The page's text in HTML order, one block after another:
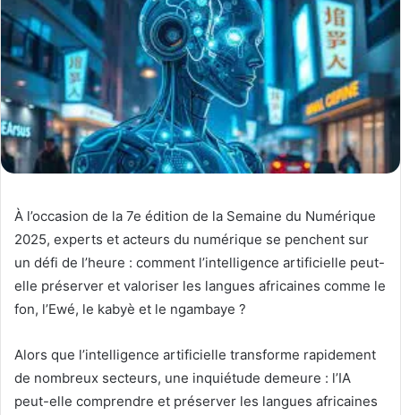
À l’occasion de la 7e édition de la Semaine du Numérique
2025, experts et acteurs du numérique se penchent sur
un défi de l’heure : comment l’intelligence artificielle peut-
elle préserver et valoriser les langues africaines comme le
fon, l’Ewé, le kabyè et le ngambaye ?
Alors que l’intelligence artificielle transforme rapidement
de nombreux secteurs, une inquiétude demeure : l’IA
peut-elle comprendre et préserver les langues africaines